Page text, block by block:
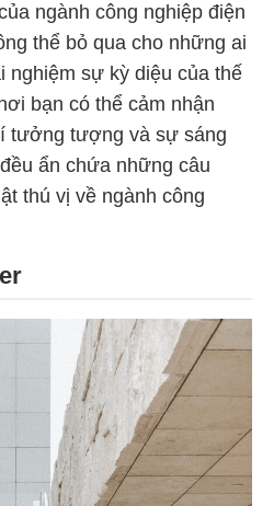
ngành công nghiệp điện
thể bỏ qua cho những ai
nghiệm sự kỳ diệu của thế
bạn có thể cảm nhận
tưởng tượng và sự sáng
ẩn chứa những câu
thú vị về ngành công